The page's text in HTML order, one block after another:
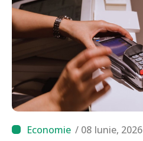
/ 08 Iunie, 2026